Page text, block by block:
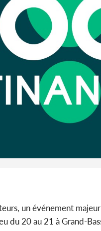
un événement
du 20 au 21 à Grand-